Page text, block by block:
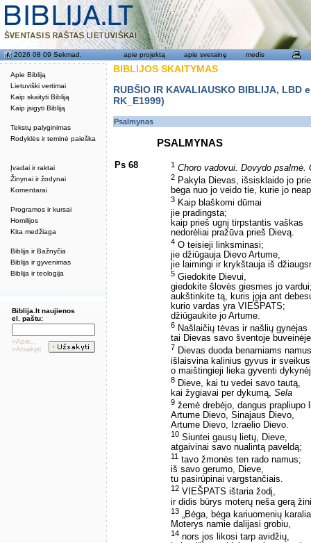
Apie Bibliją
Lietuviški vertimai
Kaip skaityti Bibliją
Kaip įsigyti Bibliją
Tekstų palyginimas
Rodyklės ir teminė paieška
Įvadai ir raktai
Žinynai ir žodynai
Komentarai
Programos ir kursai
Homilijos
Kita medžiaga
Biblija ir Bažnyčia
Biblija ir gyvenimas
Biblija ir teologija
2026 08 09 Sekmad. apie projektą apie svetainę medis
Biblija.lt naujienos
el. paštu:
»Apie...
»Atsakyti
BIBLIJOS SKAITYMAS
RUBŠIO IR KAVALIAUSKO BIBLIJA,
RK_E1999)
Psalmynas
PSALMYNAS
Ps 68 1 Choro vadovui. Dovydo psalmė.
2 Pakyla Dievas, išsisklaido jo
bėga nuo jo veido tie, kurie jo
3 Kaip blaškomi dūmai
jie pradingsta;
kaip prieš ugnį tirpstantis vaškas
nedorėliai pražūva prieš Dievą.
4 O teisieji linksminasi;
jie džiūgauja Dievo Artume,
jie laimingi ir krykštauja iš
5 Giedokite Dievui,
giedokite šlovės giesmes jo
aukštinkite tą, kuris joja ant
kurio vardas yra VIEŠPATS;
džiūgaukite jo Artume.
6 Našlaičių tėvas ir našlių gynėjas ­
tai Dievas savo šventoje
7 Dievas duoda benamiams
išlaisvina kalinius gyvus ir
o maištingieji lieka gyventi
8 Dieve, kai tu vedei savo tautą,
kai žygiavai per dykumą, Sela
9 žemė drebėjo, dangus prapliupo
Artume Dievo, Sinajaus Dievo,
Artume Dievo, Izraelio Dievo.
10 Siuntei gausų lietų, Dieve,
atgaivinai savo nualintą paveldą;
11 tavo žmonės ten rado namus;
iš savo gerumo, Dieve,
tu pasirūpinai vargstančiais.
12 VIEŠPATS ištaria žodį,
ir didis būrys moterų neša gerą
13 „Bėga, bėga kariuomenių
Moterys namie dalijasi grobiu,
14 nors jos likosi tarp avidžių,